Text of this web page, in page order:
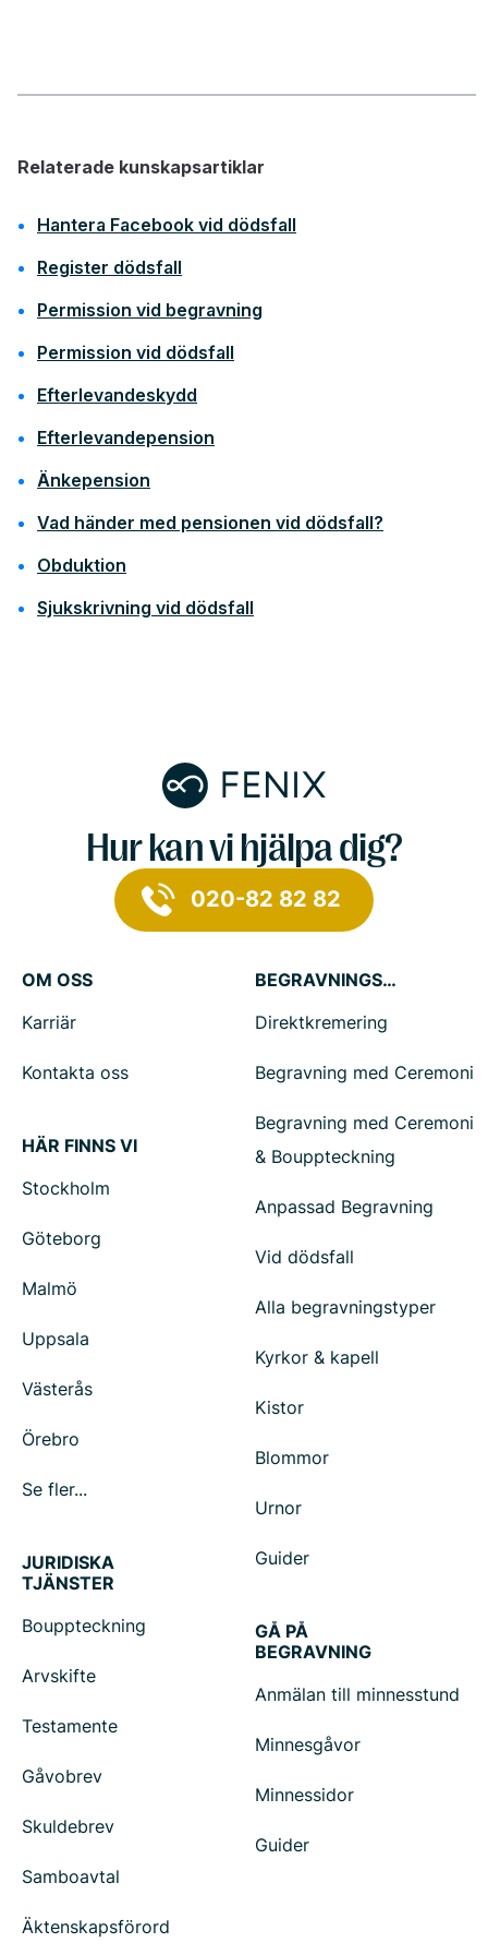
Relaterade kunskapsartiklar
Hantera Facebook vid dödsfall
Register dödsfall
Permission vid begravning
Permission vid dödsfall
Efterlevandeskydd
Efterlevandepension
Änkepension
Vad händer med pensionen vid dödsfall?
Obduktion
Sjukskrivning vid dödsfall
Hur kan vi hjälpa dig?
020-82 82 82
OM OSS
Karriär
Kontakta oss
HÄR FINNS VI
Stockholm
Göteborg
Malmö
Uppsala
Västerås
Örebro
Se fler...
BEGRAVNINGSTJÄNSTER
Direktkremering
Begravning med Ceremoni
Begravning med Ceremoni
& Bouppteckning
Anpassad Begravning
Vid dödsfall
Alla begravningstyper
Kyrkor & kapell
Kistor
Blommor
Urnor
Guider
JURIDISKA
TJÄNSTER
Bouppteckning
Arvskifte
Testamente
Gåvobrev
Skuldebrev
Samboavtal
Äktenskapsförord
GÅ PÅ
BEGRAVNING
Anmälan till minnesstund
Minnesgåvor
Minnessidor
Guider